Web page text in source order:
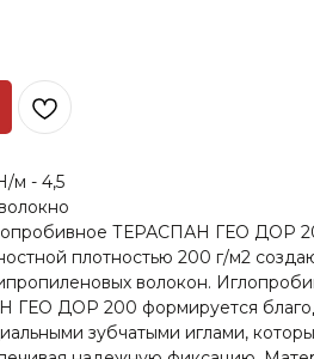
м - 4,5
ТЕРАСПАН ГЕО ДОР
плотностью 200 г/м2
волокон.
ГЕО ДОР 200 формируется
зубчатыми иглами,